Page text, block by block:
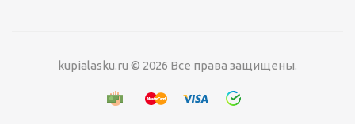
kupialasku.ru © 2026 Все права защищены.